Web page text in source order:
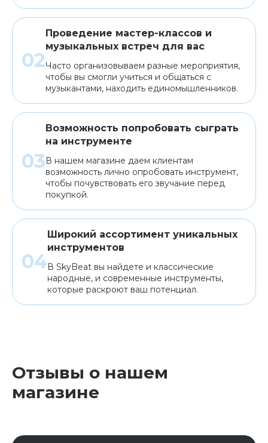
Проведение мастер-классов и
музыкальных встреч для вас
Часто организовываем разные мероприятия,
чтобы вы смогли учиться и общаться с
музыкантами, находить единомышленников.
Возможность попробовать сыграть
на инструменте
В нашем магазине даем клиентам
возможность лично опробовать инструмент,
чтобы почувствовать его звучание перед
покупкой.
Широкий ассортимент уникальных
инструментов
В SkyBeat вы найдете и классические
народные, и современные инструменты,
которые раскроют ваш потенциал.
Отзывы о нашем
магазине